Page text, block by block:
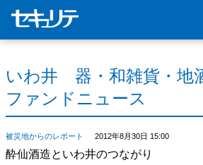
いわ井 器・和雑貨・地
ファンドニュース
被災地からのレポート 2012年8月30日 15:00
酔仙酒造といわ井のつながり